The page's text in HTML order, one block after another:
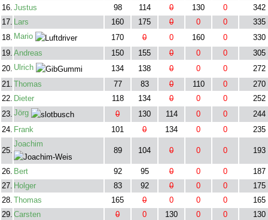
16. Justus 98 114 0 130 0
342
17. Lars 160 175 0 0 0
335
18. Mario 170 0 0 160 0
330
19. Andreas 150 155 0 0 0
305
20. Ulrich 134 138 0 0 0
272
21. Thomas 77 83 0 110 0
270
22. Dieter 118 134 0 0 0
252
23. Jörg 0 130 114 0 0
244
24. Frank 101 0 134 0 0 235
25.
Joachim
89 104 0 0 0 193
26. Bert 92 95 0 0 0
187
27. Holger 83 92 0 0 0
175
28. Thomas 165 0 0 0 0
165
29. Carsten 0 0 130 0 0
130